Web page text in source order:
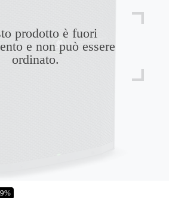
prodotto è fuori
e non può essere
ordinato.